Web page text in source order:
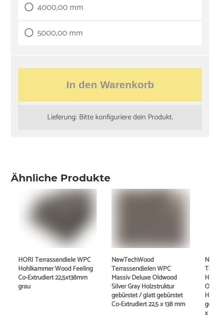
4000,00 mm
5000,00 mm
In den Warenkorb
Lieferung: Bitte konfiguriere dein Produkt.
Ähnliche Produkte
HORI Terrassendiele WPC
Hohlkammer Wood Feeling
Co-Extrudiert 22,5x138mm
grau
NewTechWood
Terrassendielen WPC
Massiv Deluxe Oldwood
Silver Gray Holzstruktur
gebürstet / glatt gebürstet
Co-Extrudiert 22,5 x 138 mm
x